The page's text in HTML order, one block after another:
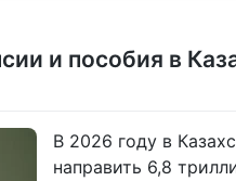
и пособия в
В 2026 году в
направить 6,8